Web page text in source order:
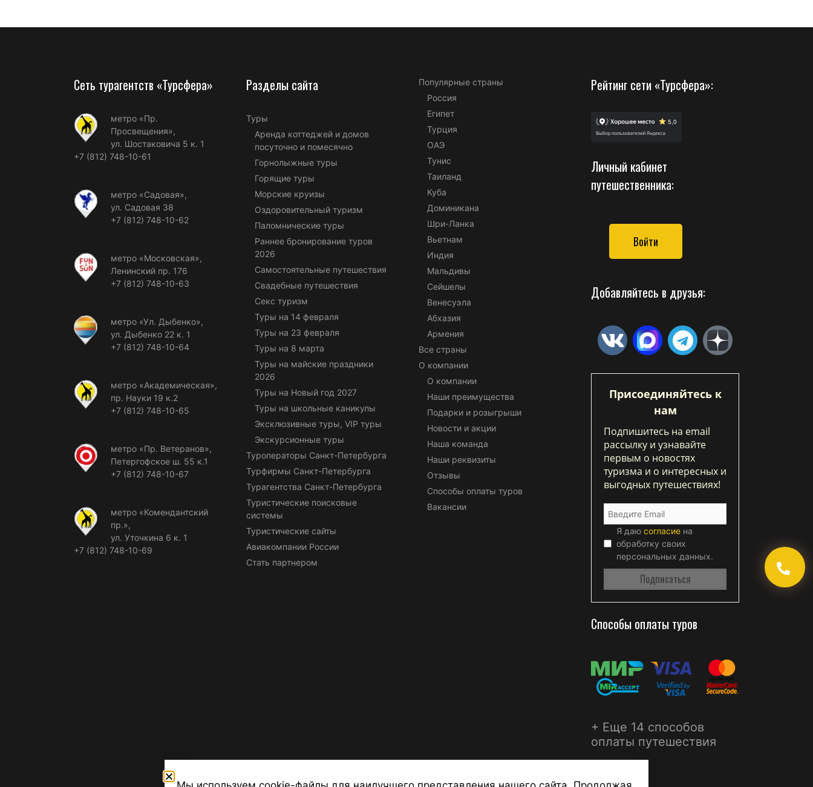
Сеть турагентств «Турсфера»
метро «Пр.
Просвещения»,
ул. Шостаковича 5 к. 1
+7 (812) 748-10-61
метро «Садовая»,
ул. Садовая 38
+7 (812) 748-10-62
метро «Московская»,
Ленинский пр. 176
+7 (812) 748-10-63
метро «Ул. Дыбенко»,
ул. Дыбенко 22 к. 1
+7 (812) 748-10-64
метро «Академическая»,
пр. Науки 19 к.2
+7 (812) 748-10-65
метро «Пр. Ветеранов»,
Петергофское ш. 55 к.1
+7 (812) 748-10-67
метро «Комендантский
пр.»,
ул. Уточкина 6 к. 1
+7 (812) 748-10-69
Разделы сайта
Туры
Аренда коттеджей и домов
посуточно и помесячно
Горнолыжные туры
Горящие туры
Морские круизы
Оздоровительный туризм
Паломнические туры
Раннее бронирование туров
2026
Самостоятельные путешествия
Свадебные путешествия
Секс туризм
Туры на 14 февраля
Туры на 23 февраля
Туры на 8 марта
Туры на майские праздники
2026
Туры на Новый год 2027
Туры на школьные каникулы
Эксклюзивные туры, VIP туры
Экскурсионные туры
Туроператоры Санкт-Петербурга
Турфирмы Санкт-Петербурга
Турагентства Санкт-Петербурга
Туристические поисковые
системы
Туристические сайты
Авиакомпании России
Стать партнером
Популярные страны
Россия
Египет
Турция
ОАЭ
Тунис
Таиланд
Куба
Доминикана
Шри-Ланка
Вьетнам
Индия
Мальдивы
Сейшелы
Венесуэла
Абхазия
Армения
Все страны
О компании
О компании
Наши преимущества
Подарки и розыгрыши
Новости и акции
Наша команда
Наши реквизиты
Отзывы
Способы оплаты туров
Вакансии
Рейтинг сети «Турсфера»:
Личный кабинет
путешественника:
Войти
Добавляйтесь в друзья:
Присоединяйтесь к
нам
Подпишитесь на email
рассылку и узнавайте
первым о новостях
туризма и о интересных и
выгодных путешествиях!
Я даю согласие на
обработку своих
персональных данных.
Способы оплаты туров
+ Еще 14 способов
оплаты путешествия